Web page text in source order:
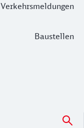
Verkehrsmeldungen
Baustellen